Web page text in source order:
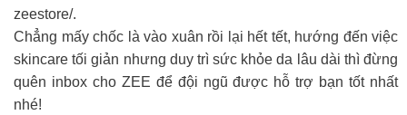
zeestore/.
Chẳng mấy chốc là vào xuân rồi lại hết tết, hướng đến việc
skincare tối giản nhưng duy trì sức khỏe da lâu dài thì đừng
quên inbox cho ZEE để đội ngũ được hỗ trợ bạn tốt nhất
nhé!